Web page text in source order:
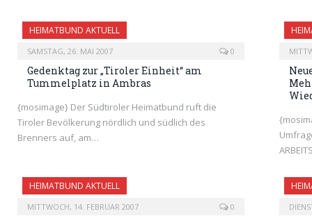
HEIMATBUND AKTUELL
SAMSTAG, 26. MAI 2007 0
Gedenktag zur „Tiroler Einheit“ am
Tummelplatz in Ambras
{mosimage} Der Südtiroler Heimatbund ruft die
Tiroler Bevölkerung nördlich und südlich des
Brenners auf, am…
HEIMATBUND AKTUELL
MITTWOCH, 14. FEBRUAR 2007 0